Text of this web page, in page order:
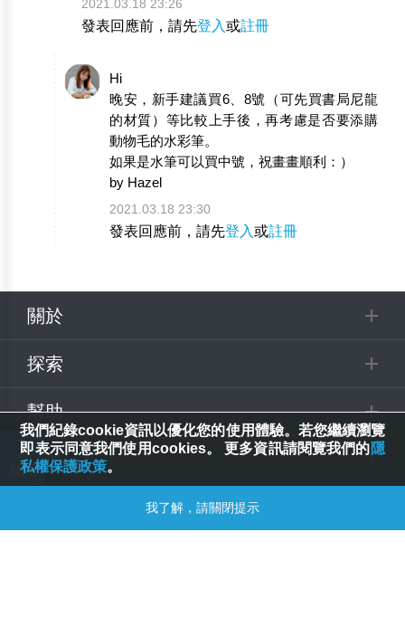
2021.03.18 23:26
發表回應前，請先登入或註冊
Hi
晚安，新手建議買6、8號（可先買書局尼龍
的材質）等比較上手後，再考慮是否要添購
動物毛的水彩筆。
如果是水筆可以買中號，祝畫畫順利：）
by Hazel
2021.03.18 23:30
發表回應前，請先登入或註冊
關於
探索
幫助
追蹤
© 2025 Spring House Entertainment Tech. Inc. All Rights Reserved.
我們紀錄cookie資訊以優化您的使用體驗。若您繼續瀏覽
即表示同意我們使用cookies。 更多資訊請閱覽我們的隱
私權保護政策。
我了解，請關閉提示